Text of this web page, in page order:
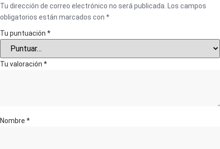
Tu dirección de correo electrónico no será publicada.
Los campos
obligatorios están marcados con *
Tu puntuación *
Tu valoración *
Nombre *